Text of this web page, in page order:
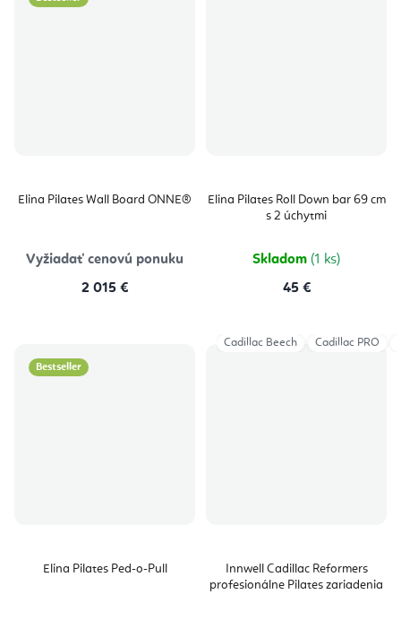
Elina Pilates Wall Board ONNE®
Vyžiadať cenovú ponuku
2 015 €
Elina Pilates Roll Down bar 69 cm
s 2 úchytmi
Skladom (1 ks)
45 €
Bestseller
Elina Pilates Ped-o-Pull
Innwell Cadillac Reformers
profesionálne Pilates zariadenia
Cadillac Beech Cadillac PRO